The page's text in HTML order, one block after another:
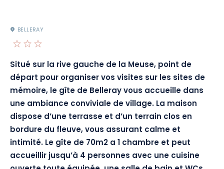
BELLERAY
Situé sur la rive gauche de la Meuse, point de
départ pour organiser vos visites sur les sites de
mémoire, le gîte de Belleray vous accueille dans
une ambiance conviviale de village. La maison
dispose d’une terrasse et d’un terrain clos en
bordure du fleuve, vous assurant calme et
intimité. Le gîte de 70m2 a 1 chambre et peut
accueillir jusqu’à 4 personnes avec une cuisine